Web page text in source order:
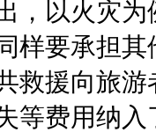
，以火灾
样要承担
救援向旅
等费用纳